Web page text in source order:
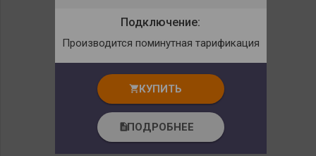
Подключение:
Производится поминутная тарификация
shopping_cart КУПИТЬ
descriptionПОДРОБНЕЕ